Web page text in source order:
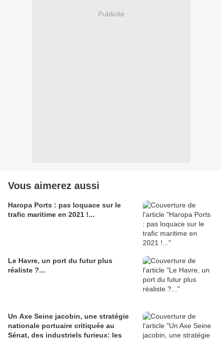
Publicité
Vous aimerez aussi
Haropa Ports : pas loquace sur le
trafic maritime en 2021 !...
Le Havre, un port du futur plus
réaliste ?...
Un Axe Seine jacobin, une stratégie
nationale portuaire critiquée au
Sénat, des industriels furieux: les